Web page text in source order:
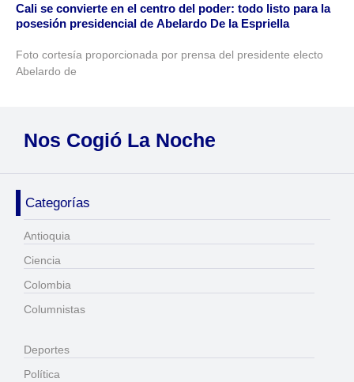
Cali se convierte en el centro del poder: todo listo para la
posesión presidencial de Abelardo De la Espriella
Foto cortesía proporcionada por prensa del presidente electo
Abelardo de
Nos Cogió La Noche
Categorías
Antioquia
Ciencia
Colombia
Columnistas
Deportes
Política